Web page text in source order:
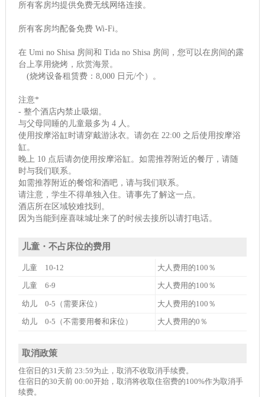
所有客房均提供免费无线网络连接。
所有客房均配备免费 Wi-Fi。
在 Umi no Shisa 房间和 Tida no Shisa 房间，您可以在房间的露
台上享用烧烤，欣赏海景。
(烧烤设备租赁费：8,000 日元/个）。
注意*
- 整个酒店内禁止吸烟。
与父母同睡的儿童最多为 4 人。
使用按摩浴缸时请穿戴游泳衣。请勿在 22:00 之后使用按摩浴
缸。
晚上 10 点后请勿使用按摩浴缸。如需推荐附近的餐厅，请随
时与我们联系。
如需推荐附近的餐馆和酒吧，请与我们联系。
请注意，学生不得单独入住。请事先了解这一点。
酒店所在区域较难找到。
因为当能到座喜味城址来了的时候去接所以请打电话。
儿童・不占床位的费用
儿童 10-12 大人费用的100％
儿童 6-9 大人费用的100％
幼儿 0-5（需要床位） 大人费用的100％
幼儿 0-5（不需要用餐和床位） 大人费用的0％
取消政策
住宿日的31天前 23:59为止，取消不收取消手续费。
住宿日的30天前 00:00开始，取消将收取住宿费的100%作为取消手
续费。